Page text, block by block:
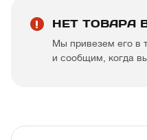
НЕТ ТОВАРА
Мы привезем его в
и сообщим, когда